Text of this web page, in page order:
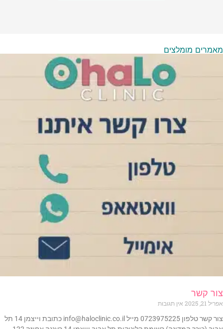
מאמרים מומלצים
צור קשר
אפריל 21, 2025
אין תגובות
צור קשר טלפון 0723975225 מייל info@haloclinic.co.il כתובת וייצמן 14 תל